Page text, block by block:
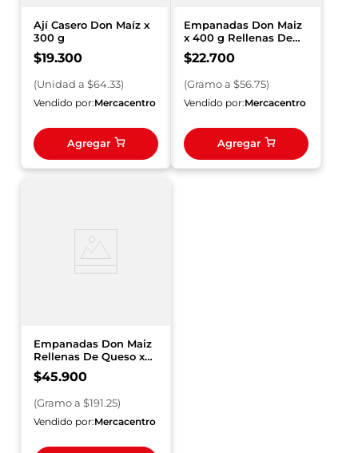
Ají Casero Don Maíz x
300 g
$19.300
(Unidad a $64.33)
Vendido por:Mercacentro
Agregar
Empanadas Don Maiz
x 400 g Rellenas De
Carne x 20 und
$22.700
(Gramoa $56.75)
Vendido por:Mercacentro
Agregar
Empanadas Don Maiz
Rellenas De Queso x
240 g
$45.900
(Gramoa $191.25)
Vendido por:Mercacentro